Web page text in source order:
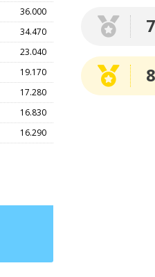
36.000
34.470
23.040
19.170
17.280
16.830
16.290